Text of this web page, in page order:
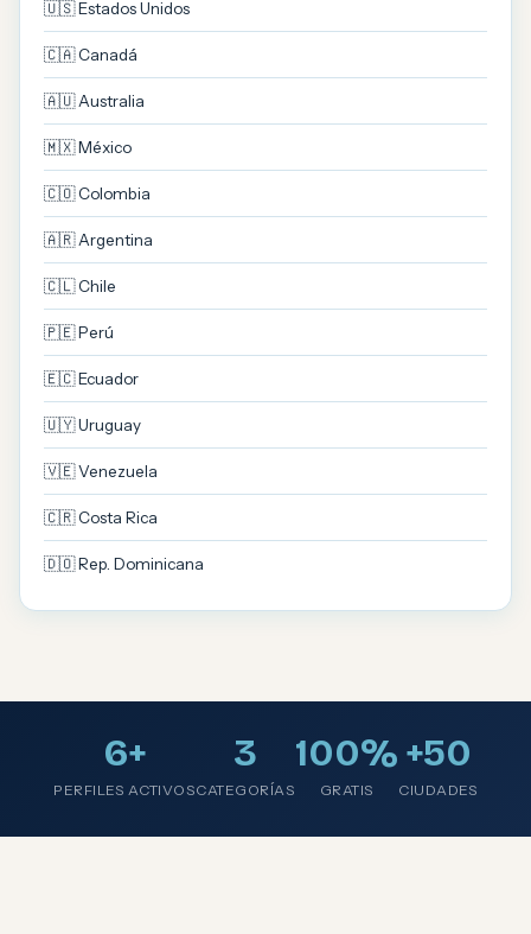
🇺🇸 Estados Unidos
🇨🇦 Canadá
🇦🇺 Australia
🇲🇽 México
🇨🇴 Colombia
🇦🇷 Argentina
🇨🇱 Chile
🇵🇪 Perú
🇪🇨 Ecuador
🇺🇾 Uruguay
🇻🇪 Venezuela
🇨🇷 Costa Rica
🇩🇴 Rep. Dominicana
6+
PERFILES ACTIVOS
3
CATEGORÍAS
100%
GRATIS
+50
CIUDADES